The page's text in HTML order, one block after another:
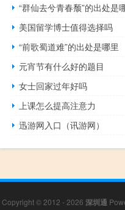
“群仙去兮青春颓”的出处是
美国留学博士值得选择吗
“前歌蜀道难”的出处是哪里
元宵节有什么好的题目
女士回家过年好吗
上课怎么提高注意力
迅游网入口（讯游网）
Copyright © 2012 - 2026 深圳通